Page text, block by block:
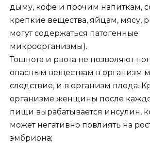
дыму, кофе и прочим напиткам,
крепкие вещества, яйцам, мясу,
могут содержаться патогенные
микроорганизмы).
Тошнота и рвота не позволяют
опасным веществам в организм
следствие, и в организм плода.
организме женщины после
пищи вырабатывается инсулин,
может негативно повлиять на
эмбриона;